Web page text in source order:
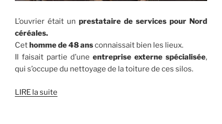
L’ouvrier était un prestataire de services pour Nord
céréales.
Cethomme de 48 ansconnaissait bien les lieux.
Il faisait partie d’une entreprise externe spécialisée,
qui s’occupe du nettoyage de la toiture de ces silos.
LIRE la suite